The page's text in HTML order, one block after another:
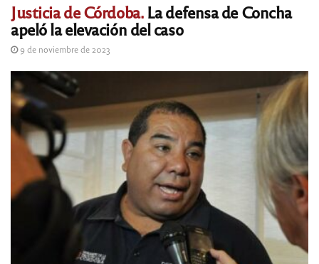
Justicia de Córdoba.La defensa de Concha
apeló la elevación del caso
9 de noviembre de 2023